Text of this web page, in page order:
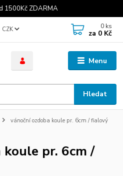
1500Kč ZDARMA
Menu
CZK
Hledat
0 ks
za 0 Kč
vánoční ozdoba koule pr. 6cm / fialový
pr. 6cm /